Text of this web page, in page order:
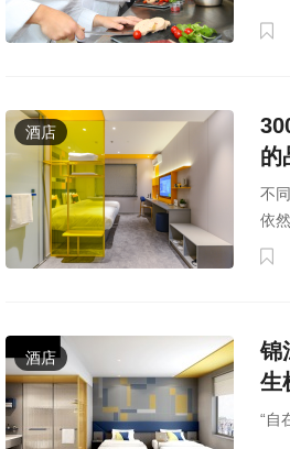
酒店
的
不
依
酒店
锦
生
“自